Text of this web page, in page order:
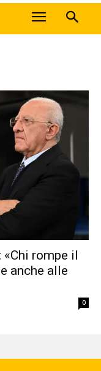
«Chi rompe il
anche alle
0